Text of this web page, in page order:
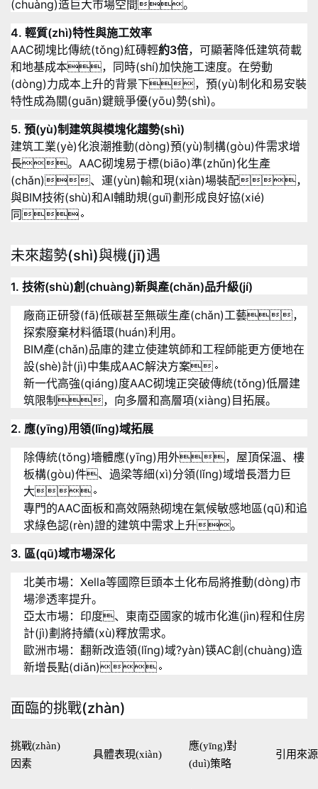
(chuàng)造巨大市場空間。
4. 輕質(zhì)特性與施工效率
AAC砌塊比傳統(tǒng)紅磚輕約3倍，可顯著降低建筑荷載
和地基成本，同時(shí)加快施工速度。在勞動
(dòng)力成本上升的背景下，預(yù)制化和易安裝
特性成為關(guān)鍵競爭優(yōu)勢(shì)。
5. 預(yù)制建筑與模塊化趨勢(shì)
建筑工業(yè)化浪潮推動(dòng)預(yù)制構(gòu)件需求增
長。AAC砌塊易于標(biāo)準(zhǔn)化生產
(chǎn)、運(yùn)輸和現(xiàn)場裝配，
與BIM技術(shù)和AI輔助規(guī)劃形成良好協(xié)
同。
未來趨勢(shì)與機(jī)遇
1. 技術(shù)創(chuàng)新與產(chǎn)品升級(jí)
廠商正研發(fā)低碳甚至無碳生產(chǎn)工藝，
探索廢棄材料循環(huán)利用。
BIM產(chǎn)品庫的建立使建筑師和工程師能更方便地在
設(shè)計(jì)中集成AAC解決方案。
新一代高強(qiáng)度AAC砌塊正突破傳統(tǒng)低層建
筑限制，向多層和高層項(xiàng)目拓展。
2. 應(yīng)用領(lǐng)域拓展
除傳統(tǒng)墻體應(yīng)用外，屋頂保溫、樓
板構(gòu)件、過梁等細(xì)分領(lǐng)域增長潛力巨
大。
專門的AAC面板和高效隔熱砌塊在氣候敏感地區(qū)和追
求綠色認(rèn)證的建筑中需求上升。
3. 區(qū)域市場深化
北美市場：Xella等國際巨頭本土化布局將推動(dòng)市
場滲透率提升。
亞太市場：印度、東南亞國家的城市化進(jìn)程和住房
計(jì)劃將持續(xù)釋放需求。
歐洲市場：翻新改造領(lǐng)域?yàn)锳AC創(chuàng)造
新增長點(diǎn)。
面臨的挑戰(zhàn)
挑戰(zhàn)
因素
具體表現(xiàn)
應(yīng)對
(duì)策略
引用來源